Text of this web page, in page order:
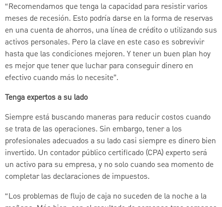
“Recomendamos que tenga la capacidad para resistir varios
meses de recesión. Esto podría darse en la forma de reservas
en una cuenta de ahorros, una línea de crédito o utilizando sus
activos personales. Pero la clave en este caso es sobrevivir
hasta que las condiciones mejoren. Y tener un buen plan hoy
es mejor que tener que luchar para conseguir dinero en
efectivo cuando más lo necesite”.
Tenga expertos a su lado
Siempre está buscando maneras para reducir costos cuando
se trata de las operaciones. Sin embargo, tener a los
profesionales adecuados a su lado casi siempre es dinero bien
invertido. Un contador público certificado (CPA) experto será
un activo para su empresa, y no solo cuando sea momento de
completar las declaraciones de impuestos.
“Los problemas de flujo de caja no suceden de la noche a la